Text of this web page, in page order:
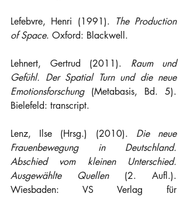
Lefebvre, Henri (1991).
The Production
of Space. Oxford: Blackwell.
Lehnert, Gertrud (2011). Raum und
Gefühl. Der Spatial Turn und die neue
Emotionsforschung (Metabasis, Bd. 5).
Bielefeld: transcript.
Lenz, Ilse (Hrsg.) (2010). Die neue
Frauenbewegung in Deutschland.
Abschied vom kleinen Unterschied.
Ausgewählte Quellen (2. Aufl.).
Wiesbaden: VS Verlag für